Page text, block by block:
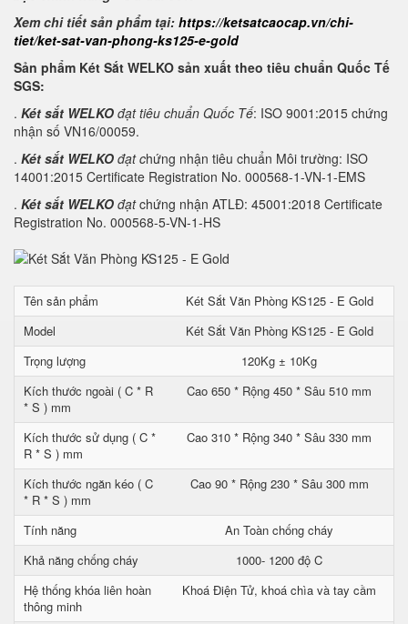
Xem chi tiết sản phẩm tại: https://ketsatcaocap.vn/chi-
tiet/ket-sat-van-phong-ks125-e-gold
Sản phẩm Két Sắt WELKO sản xuất theo tiêu chuẩn Quốc Tế
SGS:
. Két sắt WELKO đạt tiêu chuẩn Quốc Tế: ISO 9001:2015 chứng
nhận số VN16/00059.
. Két sắt WELKO đạt chứng nhận tiêu chuẩn Môi trường: ISO
14001:2015 Certificate Registration No. 000568-1-VN-1-EMS
. Két sắt WELKO đạtchứng nhận ATLĐ: 45001:2018 Certificate
Registration No. 000568-5-VN-1-HS
Tên sản phẩm
Két Sắt Văn Phòng KS125 - E Gold
Model
Két Sắt Văn Phòng KS125 - E Gold
Trọng lượng
120Kg ± 10Kg
Kích thước ngoài ( C * R
* S ) mm
Cao 650 * Rộng 450 * Sâu 510 mm
Kích thước sử dụng ( C *
R * S ) mm
Cao 310 * Rộng 340 * Sâu 330 mm
Kích thước ngăn kéo ( C
* R * S ) mm
Cao 90 * Rộng 230 * Sâu 300 mm
Tính năng
An Toàn chống cháy
Khả năng chống cháy
1000- 1200 độ C
Hệ thống khóa liên hoàn
thông minh
Khoá Điện Tử, khoá chìa và tay cầm